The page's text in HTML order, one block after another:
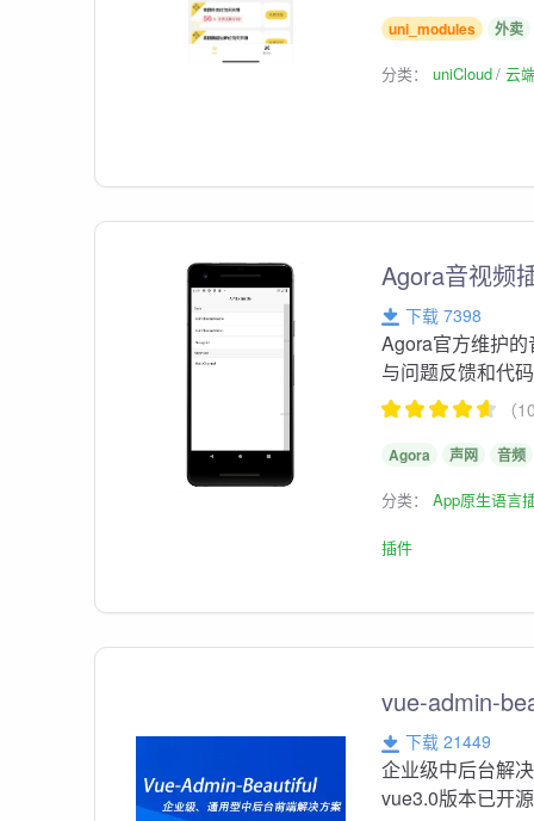
uni_modules 外卖
分类：uniCloud 云
Agora音视频
下载 7398
Agora官方维护
与问题反馈和代
（
Agora 声网 音频
分类：App原生语言
插件
vue-admin-
下载 21449
企业级中后台解
vue3.0版本已开